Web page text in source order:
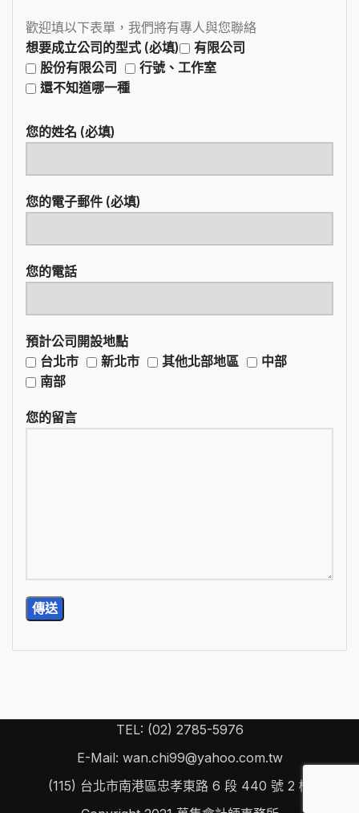
歡迎填以下表單，我們將有專人與您聯絡
想要成立公司的型式 (必填)
有限公司
股份有限公司
行號、工作室
還不知道哪一種
您的姓名 (必填)
您的電子郵件 (必填)
您的電話
預計公司開設地點
台北市
新北市 其他北部地區
中部
南部
您的留言
TEL: (02) 2785-5976
E-Mail: wan.chi99@yahoo.com.tw
(115) 台北市南港區忠孝東路 6 段 440 號 2 樓